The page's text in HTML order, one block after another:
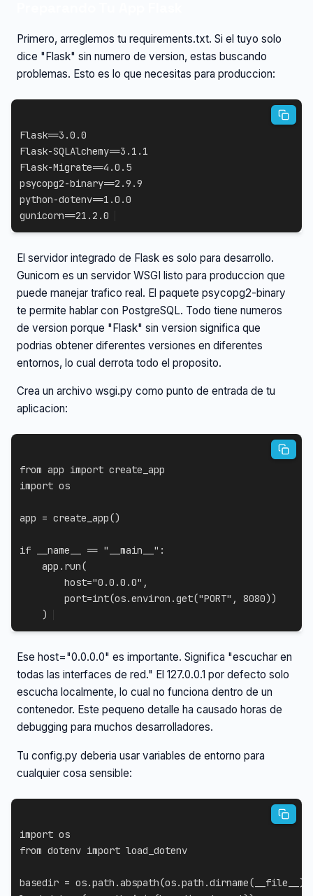
Primero, arreglemos tu requirements.txt. Si el tuyo solo
dice "Flask" sin numero de version, estas buscando
problemas. Esto es lo que necesitas para produccion:
Flask==3.0.0
Flask-SQLAlchemy==3.1.1
Flask-Migrate==4.0.5
psycopg2-binary==2.9.9
python-dotenv==1.0.0
gunicorn==21.2.0
El servidor integrado de Flask es solo para desarrollo.
Gunicorn es un servidor WSGI listo para produccion que
puede manejar trafico real. El paquete psycopg2-binary
te permite hablar con PostgreSQL. Todo tiene numeros
de version porque "Flask" sin version significa que
podrias obtener diferentes versiones en diferentes
entornos, lo cual derrota todo el proposito.
Crea un archivo wsgi.py como punto de entrada de tu
aplicacion:
from app import
import os
app = create_app()
if __name__ == "__main__" :
    app
. run(
        host
="0.0.0.0" ,
        port
=int(os.environ .get("PORT" , 8080) )
)
Ese host="0.0.0.0" es importante. Significa "escuchar en
todas las interfaces de red." El 127.0.0.1 por defecto solo
escucha localmente, lo cual no funciona dentro de un
contenedor. Este pequeno detalle ha causado horas de
debugging para muchos desarrolladores.
Tu config.py deberia usar variables de entorno para
cualquier cosa sensible:
import
from dotenv import load_dotenv
basedir = os.path .abspath(os.path .dirname( __file__ )